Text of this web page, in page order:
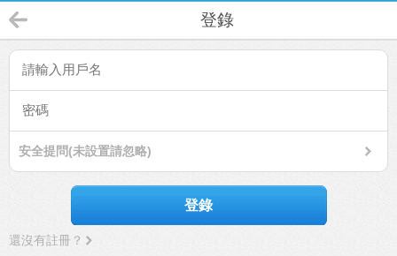
登錄
安全提問(未設置請忽略)
登錄
還沒有註冊？